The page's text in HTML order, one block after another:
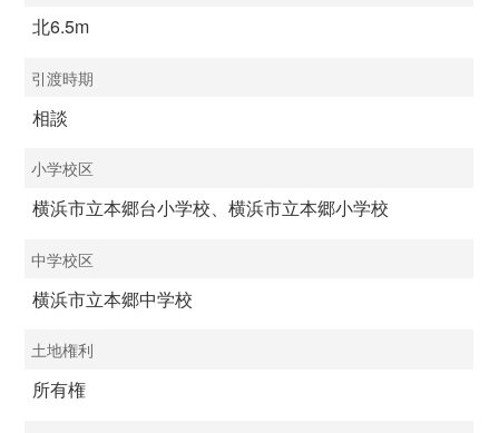
北6.5m
引渡時期
相談
小学校区
横浜市立本郷台小学校、横浜市立本郷小学校
中学校区
横浜市立本郷中学校
土地権利
所有権